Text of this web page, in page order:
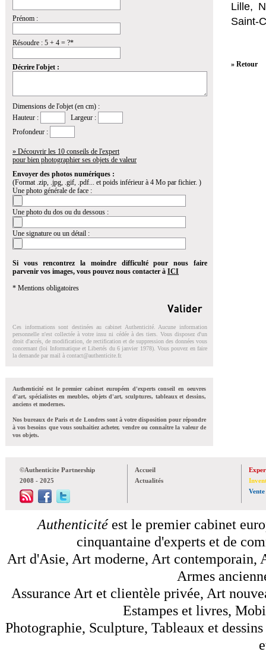
Prénom :
Résoudre : 5 + 4 = ?*
Décrire l'objet :
Dimensions de l'objet (en cm) :
Hauteur :
Largeur :
Profondeur :
» Découvrir les 10 conseils de l'expert
pour bien photographier ses objets de valeur
Envoyer des photos numériques :
(Format .zip, .jpg, .gif, .pdf... et poids inférieur à 4 Mo par fichier. )
Une photo générale de face :
Une photo du dos ou du dessous :
Une signature ou un détail :
Si vous rencontrez la moindre difficulté pour nous faire
parvenir vos images, vous pouvez nous contacter à ICI
* Mentions obligatoires
Ces informations sont destinées au cabinet Authenticité. Aucune information
personnelle n'est collectée à votre insu ni cédée à des tiers. Vous disposez d'un
droit d'accés, de modification, de rectification et de suppression des données vous
concernant (loi Informatique et Libertés du 6 janvier 1978). Vous pouvez en faire
la demande par mail à contact@authenticite.fr.
Authenticité est le premier cabinet européen d'experts conseil en oeuvres
d'art, spécialistes en meubles, objets d'art, sculptures, tableaux et dessins,
anciens et modernes.
Nos bureaux de Paris et de Londres sont à votre disposition pour répondre
à vos besoins que vous souhaitiez acheter, vendre ou connaître la valeur de
vos objets.
Lille,
Saint-
» Retour
©Authenticite Partnership
2008 - 2025
Accueil
Actualités
Vente
Authenticitéest le premier cabinet
cinquantaine d'experts et de
Art d'Asie, Art moderne, Art contemporain,
Armes
Assurance Art et clientèle privée, Art
Estampes et livres,
Photographie, Sculpture, Tableaux et